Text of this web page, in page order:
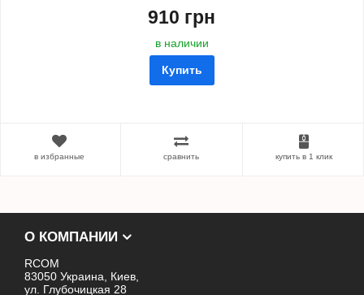
910 грн
в наличии
Купить
в избранные сравнить купить в 1 клик
О КОМПАНИИ
RCOM
83050 Украина, Киев,
ул. Глубочицкая 28